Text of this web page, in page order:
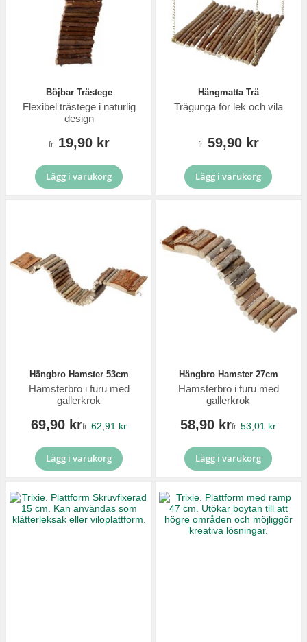
Böjbar Trästege
Flexibel trästege i naturlig
design
fr. 19,90 kr
Lägg i varukorg
Hängmatta Trä
Trägunga för lek och vila
fr. 59,90 kr
Lägg i varukorg
Hängbro Hamster 53cm
Hamsterbro i furu med
gallerkrok
69,90 krfr. 62,91 kr
Lägg i varukorg
Hängbro Hamster 27cm
Hamsterbro i furu med
gallerkrok
58,90 krfr. 53,01 kr
Lägg i varukorg